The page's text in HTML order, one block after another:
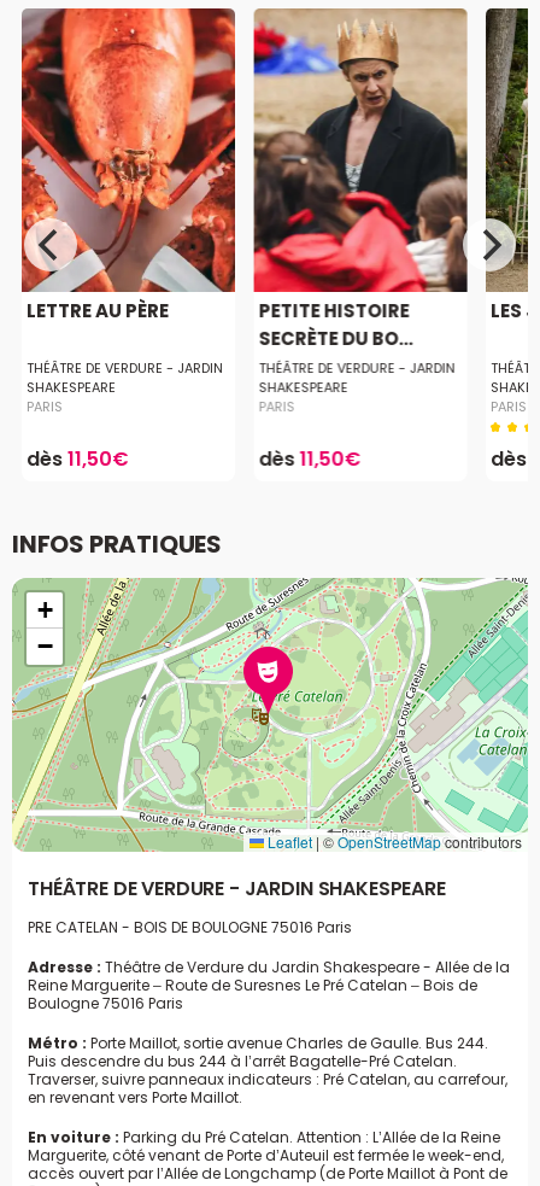
LETTRE AU PÈRE
THÉÂTRE DE VERDURE - JARDIN
SHAKESPEARE
PARIS
dès11,50€
PETITE HISTOIRE
SECRÈTE DU BO...
THÉÂTRE DE VERDURE - JARDIN
SHAKESPEARE
PARIS
dès11,50€
LES
PARIS
dès
INFOS PRATIQUES
+
−
Leaflet|©OpenStreetMapcontributors
THÉÂTRE DE VERDURE - JARDIN SHAKESPEARE
PRE CATELAN - BOIS DE BOULOGNE75016 Paris
Adresse : Théâtre de Verdure du Jardin Shakespeare - Allée de la
Reine Marguerite – Route de Suresnes Le Pré Catelan – Bois de
Boulogne 75016 Paris
Métro : Porte Maillot, sortie avenue Charles de Gaulle. Bus 244.
Puis descendre du bus 244 à l’arrêt Bagatelle-Pré Catelan.
Traverser, suivre panneaux indicateurs : Pré Catelan, au carrefour,
en revenant vers Porte Maillot.
En voiture : Parking du Pré Catelan. Attention : L’Allée de la Reine
Marguerite, côté venant de Porte d’Auteuil est fermée le week-end,
accès ouvert par l’Allée de Longchamp (de Porte Maillot à Pont de